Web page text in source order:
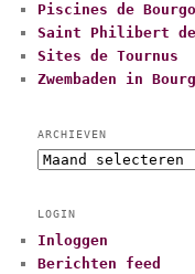
Piscines de
Saint Philibert de
Sites de Tournus
Zwembaden in
ARCHIEVEN
A
h
i
e
LOGIN
Inloggen
Berichten feed